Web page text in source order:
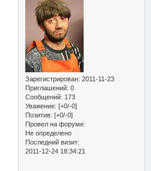
Зарегистрирован: 2011-11-23
Приглашений: 0
Сообщений: 173
Уважение: [+0/-0]
Позитив: [+0/-0]
Провел на форуме:
Не определено
Последний визит:
2011-12-24 18:34:21